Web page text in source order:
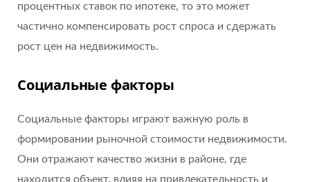
процентных ставок по ипотеке, то это может
частично компенсировать рост спроса и сдержать
рост цен на недвижимость.
Социальные факторы
Социальные факторы играют важную роль в
формировании рыночной стоимости недвижимости.
Они отражают качество жизни в районе, где
находится объект, влияя на привлекательность и